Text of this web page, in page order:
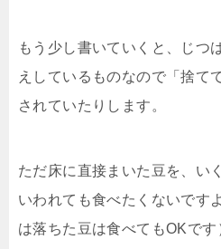
もう少し書いていくと、じつ
えしているものなので「捨て
されていたりします。
ただ床に直接まいた豆を、い
いわれても食べたくないです
は落ちた豆は食べてもOKです